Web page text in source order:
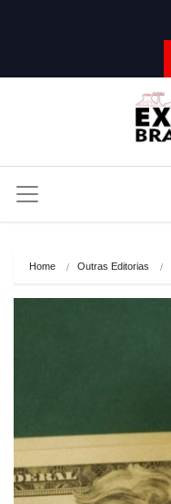
Home Outras Editorias